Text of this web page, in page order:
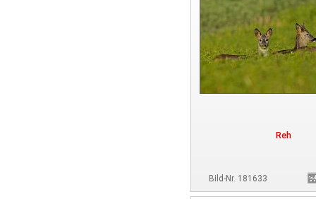
Reh
Bild-Nr. 181633